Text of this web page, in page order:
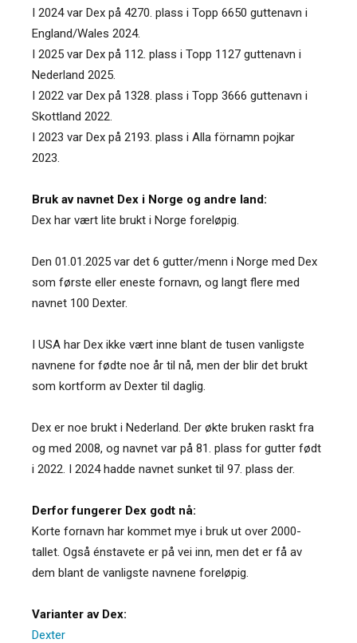
I 2024 var Dex på 4270. plass i Topp 6650 guttenavn i
England/Wales 2024.
I 2025 var Dex på 112. plass i Topp 1127 guttenavn i
Nederland 2025.
I 2022 var Dex på 1328. plass i Topp 3666 guttenavn i
Skottland 2022.
I 2023 var Dex på 2193. plass i Alla förnamn pojkar
2023.
Bruk av navnet Dex i Norge og andre land:
Dex har vært lite brukt i Norge foreløpig.
Den 01.01.2025 var det 6 gutter/menn i Norge med Dex
som første eller eneste fornavn, og langt flere med
navnet 100 Dexter.
I USA har Dex ikke vært inne blant de tusen vanligste
navnene for fødte noe år til nå, men der blir det brukt
som kortform av Dexter til daglig.
Dex er noe brukt i Nederland. Der økte bruken raskt fra
og med 2008, og navnet var på 81. plass for gutter født
i 2022. I 2024 hadde navnet sunket til 97. plass der.
Derfor fungerer Dex godt nå:
Korte fornavn har kommet mye i bruk ut over 2000-
tallet. Også énstavete er på vei inn, men det er få av
dem blant de vanligste navnene foreløpig.
Varianter av Dex:
Dexter